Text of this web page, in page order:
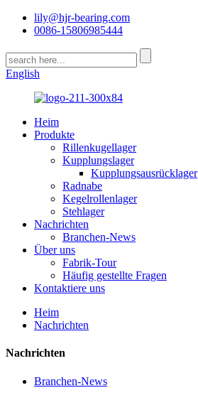
lily@hjr-bearing.com
0086-15806985444
English
Heim
Produkte
Rillenkugellager
Kupplungslager
Kupplungsausrücklager
Radnabe
Kegelrollenlager
Stehlager
Nachrichten
Branchen-News
Über uns
Fabrik-Tour
Häufig gestellte Fragen
Kontaktiere uns
Heim
Nachrichten
Nachrichten
Branchen-News